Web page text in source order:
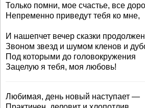
Только помни, мое счастье, все
Непременно приведут тебя ко мне,
И нашепчет вечер сказки
Звоном звезд и шумом кленов и
Под которыми до головокружения
Зацелую я тебя, моя любовь!
Любимая, день новый наступает —